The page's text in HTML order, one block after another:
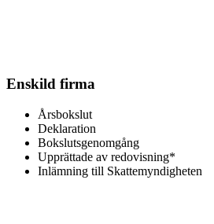
Enskild firma
Årsbokslut
Deklaration
Bokslutsgenomgång
Upprättade av redovisning*
Inlämning till Skattemyndigheten